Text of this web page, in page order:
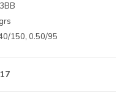
150, 0.50/95